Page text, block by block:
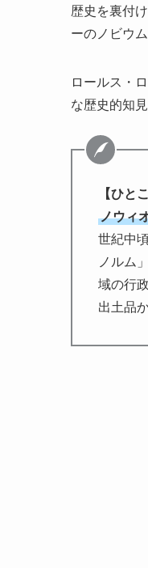
歴史を裏付
ーのノビウ
ロールス・
な歴史的知
【ひと
ノウィ
世紀中
ノルム
域の行
出土品